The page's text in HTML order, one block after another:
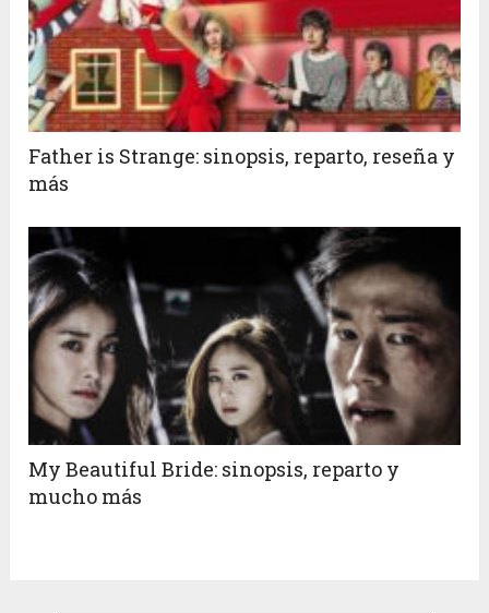
Father is Strange: sinopsis, reparto, reseña y
más
My Beautiful Bride: sinopsis, reparto y
mucho más